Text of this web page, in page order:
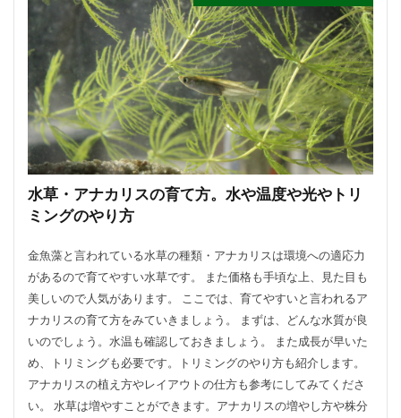
水草・アナカリスの育て方。水や温度や光やトリ
ミングのやり方
金魚藻と言われている水草の種類・アナカリスは環境への適応力
があるので育てやすい水草です。 また価格も手頃な上、見た目も
美しいので人気があります。 ここでは、育てやすいと言われるア
ナカリスの育て方をみていきましょう。 まずは、どんな水質が良
いのでしょう。水温も確認しておきましょう。 また成長が早いた
め、トリミングも必要です。トリミングのやり方も紹介します。
アナカリスの植え方やレイアウトの仕方も参考にしてみてくださ
い。 水草は増やすことができます。アナカリスの増やし方や株分
シマネトリコ
ストック
ストレリチア
タイミング
カポック
デリシオーサ
ドラセナ
トリミング ナギ
ナス
ハーブ
パキラ パリー
ひまわり
かわいい
カビ
フィカス・ウンベラータ
アンスリウム
アガベ
アガベ・アテナータ
アラビカム
ウンベラータ
オーガスタ
おしゃれ
おすすめ
オベスム
オリーブルッカ
ガーベラ
ガジュマル
フィカス
フェニックス
室内 原因
保存方法
冬
冷蔵庫 処分 切り戻し
初心者
判断方法
別れ・旅立ち 剪定
収穫